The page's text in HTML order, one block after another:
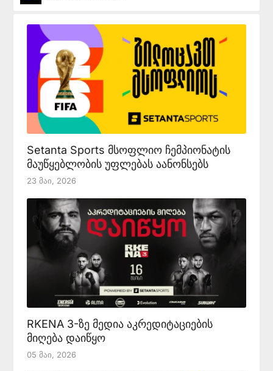
Setanta Sports მსოფლიო ჩემპიონატის
მაუწყებლობის უფლებას აანონსებს
23 Მაი, 2026
RKENA 3-ზე მედია აკრედიტაციების
მიღება დაიწყო
05 Მაი, 2026